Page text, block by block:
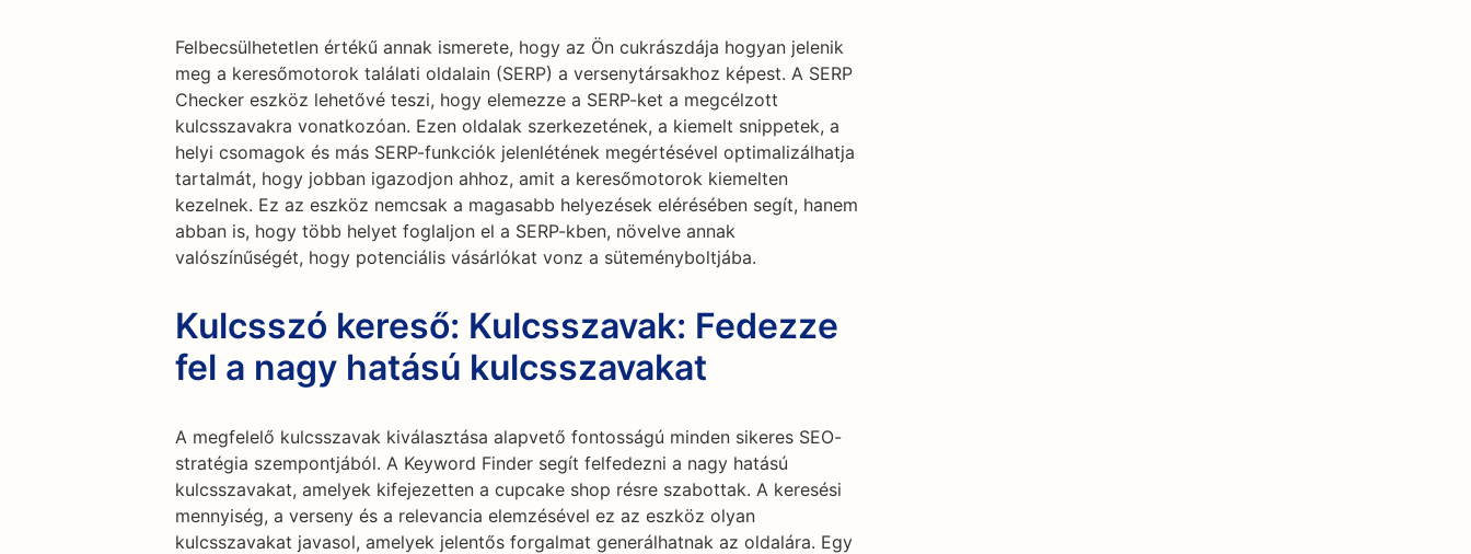
Felbecsülhetetlen értékű annak ismerete, hogy az Ön cukrászdája hogyan jelenik
meg a keresőmotorok találati oldalain (SERP) a versenytársakhoz képest. A SERP
Checker eszköz lehetővé teszi, hogy elemezze a SERP-ket a megcélzott
kulcsszavakra vonatkozóan. Ezen oldalak szerkezetének, a kiemelt snippetek, a
helyi csomagok és más SERP-funkciók jelenlétének megértésével optimalizálhatja
tartalmát, hogy jobban igazodjon ahhoz, amit a keresőmotorok kiemelten
kezelnek. Ez az eszköz nemcsak a magasabb helyezések elérésében segít, hanem
abban is, hogy több helyet foglaljon el a SERP-kben, növelve annak
valószínűségét, hogy potenciális vásárlókat vonz a süteményboltjába.
Kulcsszó kereső: Kulcsszavak: Fedezze
fel a nagy hatású kulcsszavakat
A megfelelő kulcsszavak kiválasztása alapvető fontosságú minden sikeres SEO-
stratégia szempontjából. A Keyword Finder segít felfedezni a nagy hatású
kulcsszavakat, amelyek kifejezetten a cupcake shop résre szabottak. A keresési
mennyiség, a verseny és a relevancia elemzésével ez az eszköz olyan
kulcsszavakat javasol, amelyek jelentős forgalmat generálhatnak az oldalára. Egy